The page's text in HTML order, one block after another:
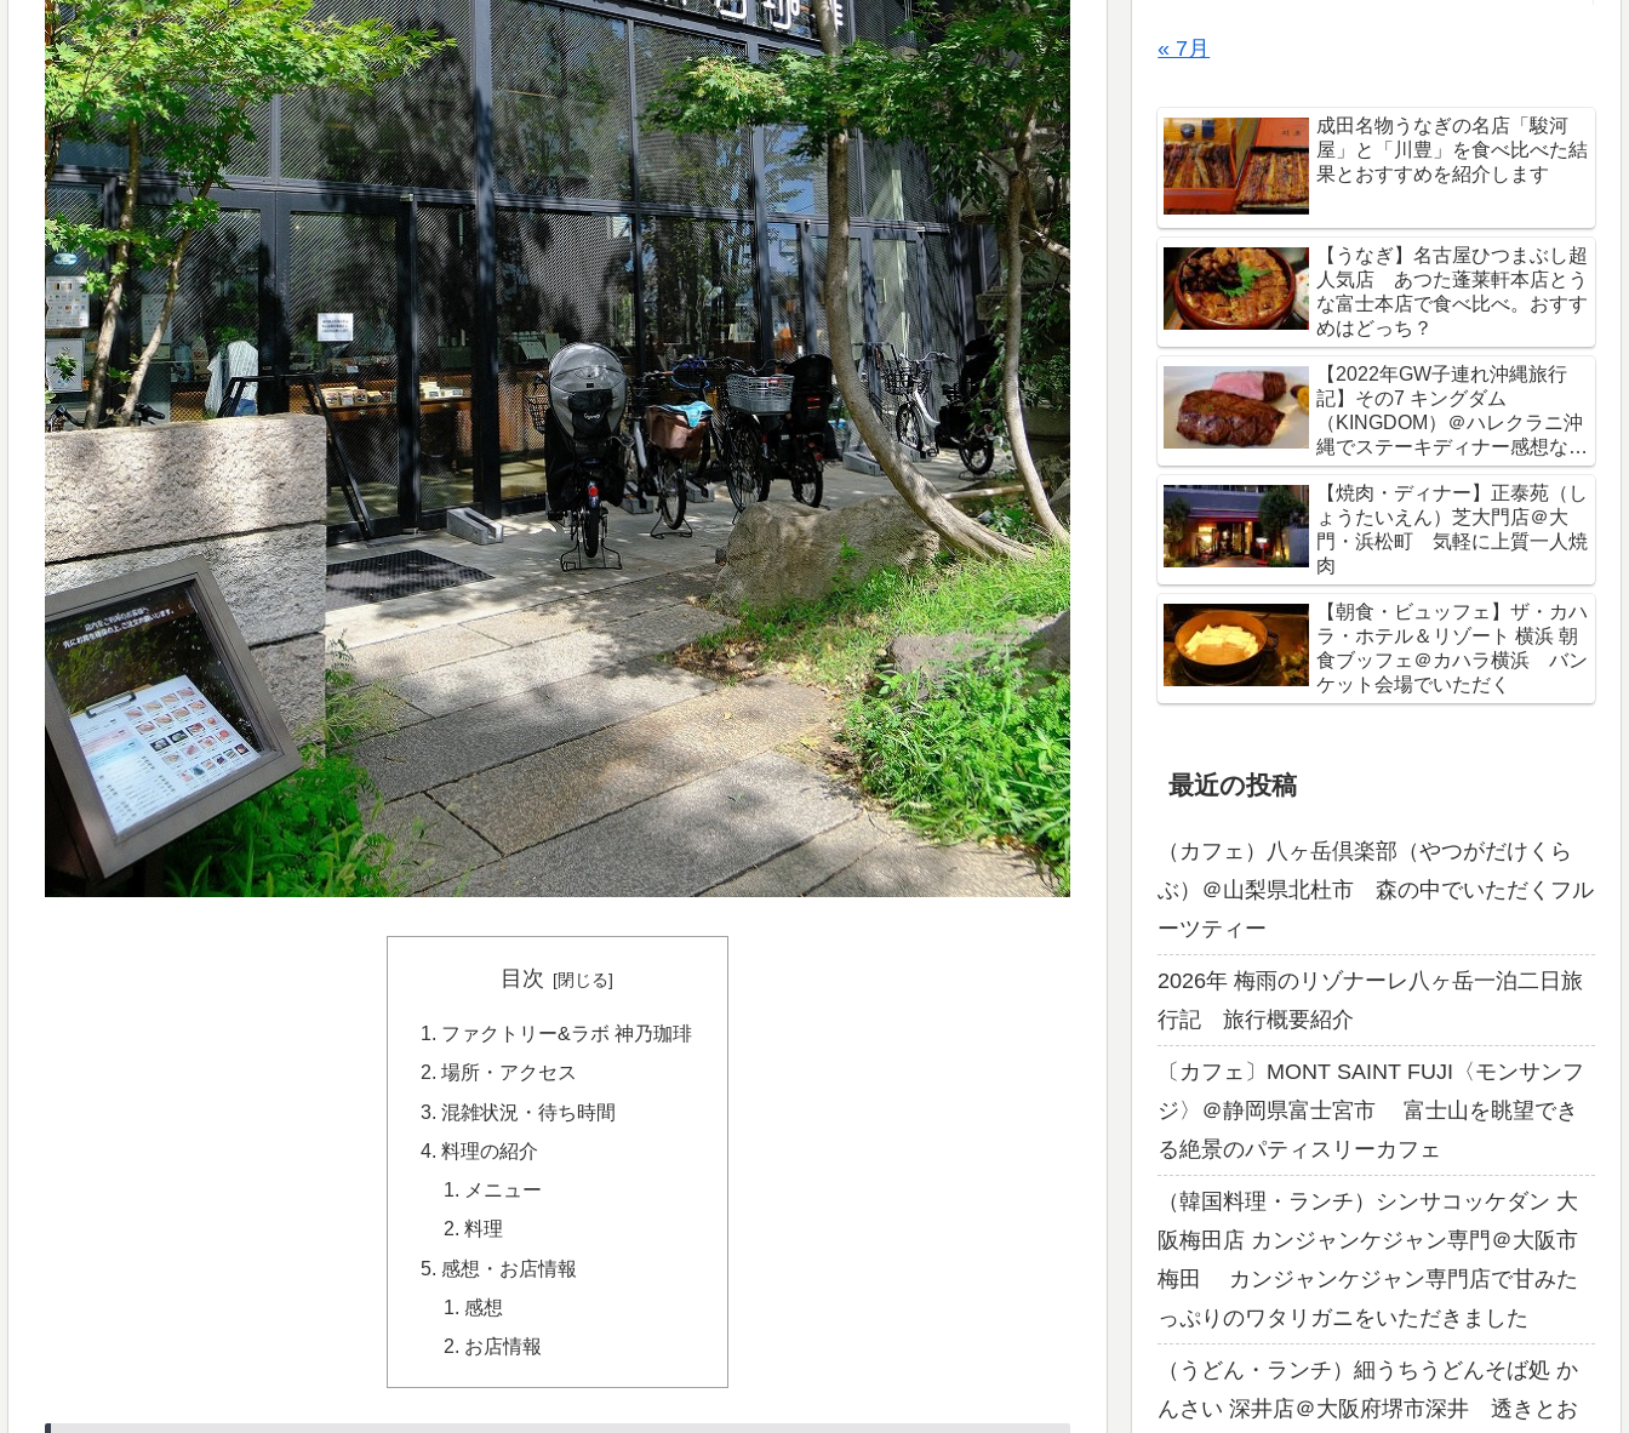
目次
ファクトリー&ラボ 神乃珈琲
場所・アクセス
混雑状況・待ち時間
料理の紹介
メニュー
料理
感想・お店情報
感想
お店情報
« 7月
成田名物うなぎの名店「駿河
屋」と「川豊」を食べ比べた結
果とおすすめを紹介します
【うなぎ】名古屋ひつまぶし超
人気店 あつた蓬莱軒本店とう
な富士本店で食べ比べ。おすす
めはどっち？
【2022年GW子連れ沖縄旅行
記】その7 キングダム
（KINGDOM）＠ハレクラニ沖
縄でステーキディナー感想など
をブログレビュー
【焼肉・ディナー】正泰苑（し
ょうたいえん）芝大門店＠大
門・浜松町 気軽に上質一人焼
肉
【朝食・ビュッフェ】ザ・カハ
ラ・ホテル＆リゾート 横浜 朝
食ブッフェ＠カハラ横浜 バン
ケット会場でいただく
最近の投稿
（カフェ）八ヶ岳倶楽部（やつがだけくら
ぶ）＠山梨県北杜市 森の中でいただくフル
ーツティー
2026年 梅雨のリゾナーレ八ヶ岳一泊二日旅
行記 旅行概要紹介
〔カフェ〕MONT SAINT FUJI〈モンサンフ
ジ〉＠静岡県富士宮市 富士山を眺望でき
る絶景のパティスリーカフェ
（韓国料理・ランチ）シンサコッケダン 大
阪梅田店 カンジャンケジャン専門＠大阪市
梅田 カンジャンケジャン専門店で甘みた
っぷりのワタリガニをいただきました
（うどん・ランチ）細うちうどんそば処 か
んさい 深井店＠大阪府堺市深井 透きとお